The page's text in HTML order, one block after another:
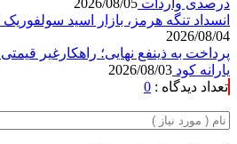
انسداد تنگه هرمز، بازار اسید
2026/08/04
پرداخت به ذینفع نهایی؛ راهکارغیر
یارانه کود 2026/08/03
تعداد دیدگاه : 0